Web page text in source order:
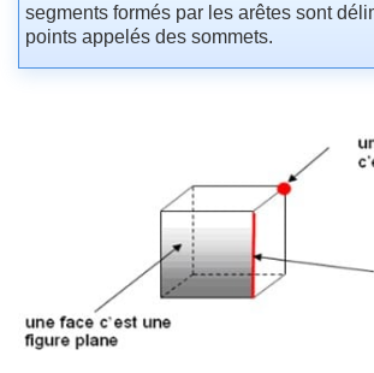
segments formés par les arêtes sont
points appelés des sommets.